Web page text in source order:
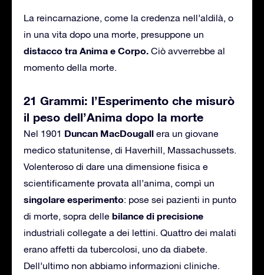
La reincarnazione, come la credenza nell’aldilà, o
in una vita dopo una morte, presuppone un
distacco tra Anima e Corpo. Ciò avverrebbe al
momento della morte.
21 Grammi: l’Esperimento che misurò
il peso dell’Anima dopo la morte
Nel 1901 Duncan MacDougall era un giovane
medico statunitense, di Haverhill, Massachussets.
Volenteroso di dare una dimensione fisica e
scientificamente provata all’anima, compì un
singolare esperimento: pose sei pazienti in punto
di morte, sopra delle bilance di precisione
industriali collegate a dei lettini. Quattro dei malati
erano affetti da tubercolosi, uno da diabete.
Dell’ultimo non abbiamo informazioni cliniche.